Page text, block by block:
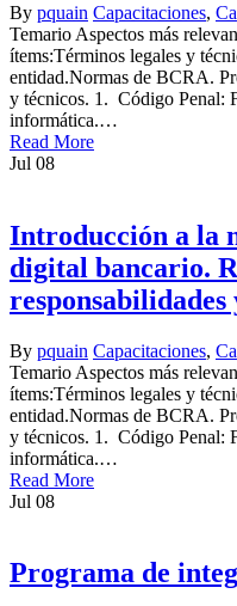
By pquain Capacitaciones,
Temario Aspectos más
ítems:Términos legales y
entidad.Normas de BCRA.
y técnicos. 1. Código Penal:
informática.…
Read More
Jul 08
Introducción a la
digital bancario.
responsabilidades
By pquain Capacitaciones,
Temario Aspectos más
ítems:Términos legales y
entidad.Normas de BCRA.
y técnicos. 1. Código Penal:
informática.…
Read More
Jul 08
Programa de